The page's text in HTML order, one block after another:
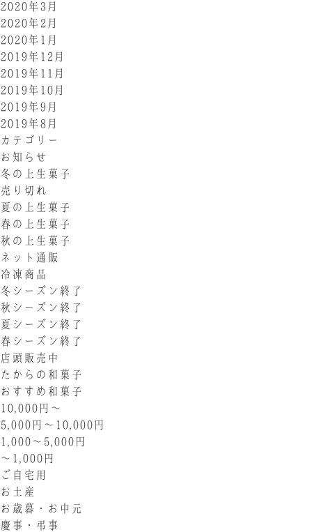
2020年3月
2020年2月
2020年1月
2019年12月
2019年11月
2019年10月
2019年9月
2019年8月
カテゴリー
お知らせ
冬の上生菓子
売り切れ
夏の上生菓子
春の上生菓子
秋の上生菓子
ネット通販
冷凍商品
冬シーズン終了
秋シーズン終了
夏シーズン終了
春シーズン終了
店頭販売中
たからの和菓子
おすすめ和菓子
10,000円〜
5,000円〜10,000円
1,000〜5,000円
〜1,000円
ご自宅用
お土産
お歳暮・お中元
慶事・弔事